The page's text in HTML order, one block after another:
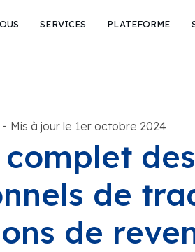
SERVICES PLATEFORME
- Mis à jour le 1er octobre 2024
de
de